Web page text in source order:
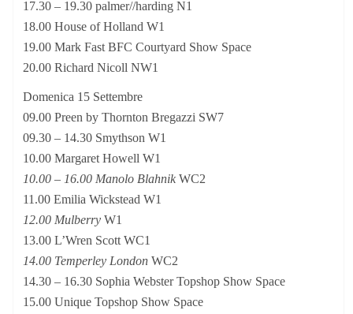
17.30 – 19.30 palmer//harding N1
18.00 House of Holland W1
19.00 Mark Fast BFC Courtyard Show Space
20.00 Richard Nicoll NW1
Domenica 15 Settembre
09.00 Preen by Thornton Bregazzi SW7
09.30 – 14.30 Smythson W1
10.00 Margaret Howell W1
10.00 – 16.00 Manolo Blahnik WC2
11.00 Emilia Wickstead W1
12.00 MulberryW1
13.00 L’Wren Scott WC1
14.00 Temperley London WC2
14.30 – 16.30 Sophia Webster Topshop Show Space
15.00 Unique Topshop Show Space